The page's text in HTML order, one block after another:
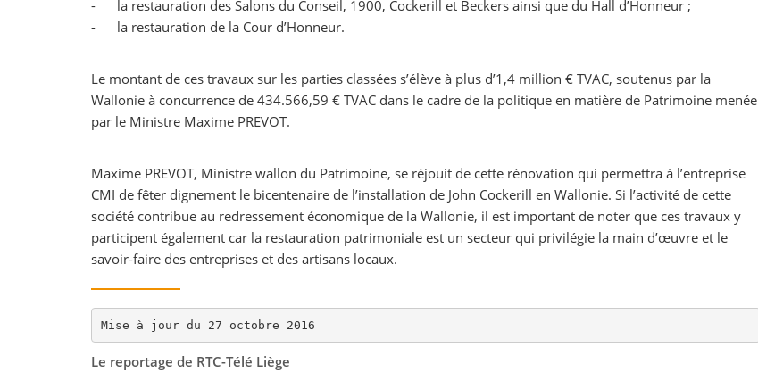
- la restauration des Salons du Conseil, 1900, Cockerill et Beckers ainsi que du Hall d’Honneur ;
- la restauration de la Cour d’Honneur.
Le montant de ces travaux sur les parties classées s’élève à plus d’1,4 million € TVAC, soutenus par la
Wallonie à concurrence de 434.566,59 € TVAC dans le cadre de la politique en matière de Patrimoine menée
par le Ministre Maxime PREVOT.
Maxime PREVOT, Ministre wallon du Patrimoine, se réjouit de cette rénovation qui permettra à l’entreprise
CMI de fêter dignement le bicentenaire de l’installation de John Cockerill en Wallonie. Si l’activité de cette
société contribue au redressement économique de la Wallonie, il est important de noter que ces travaux y
participent également car la restauration patrimoniale est un secteur qui privilégie la main d’œuvre et le
savoir-faire des entreprises et des artisans locaux.
Mise à jour du 27 octobre 2016
Le reportage de RTC-Télé Liège